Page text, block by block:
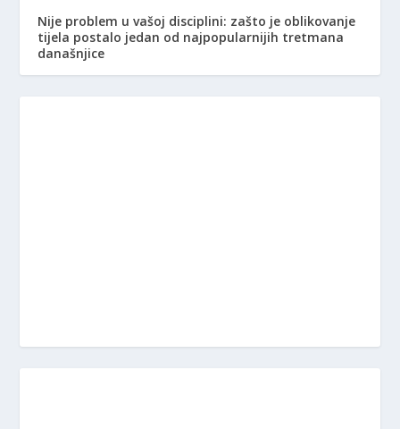
Nije problem u vašoj disciplini: zašto je oblikovanje
tijela postalo jedan od najpopularnijih tretmana
današnjice